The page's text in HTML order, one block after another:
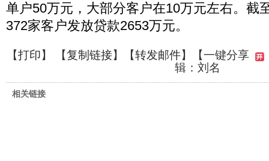
单户50万元，大部分客户在10万元左右。截
372家客户发放贷款2653万元。
【打印】 【复制链接】【转发邮件】
【一键分享
辑：刘名
相关链接